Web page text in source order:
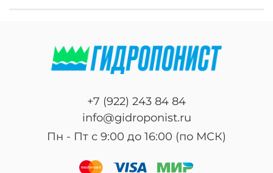
+7 (922) 243 84 84
info@gidroponist.ru
Пн - Пт с 9:00 до 16:00 (по МСК)